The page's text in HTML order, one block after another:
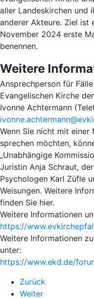
aller Landeskirchen und
anderer Akteure. Ziel ist
November 2024 erste
benennen.
Weitere
Ansprechperson für
Evangelischen Kirche
Ivonne Achtermann
Wenn Sie nicht mit
sprechen möchten,
„Unabhängige
Juristin Anja Schraut,
Psychologen Karl Züfle
Weisungen. Weitere
finden Sie hier.
Weitere Informationen
https://
Weitere Informationen
unter:
https://www.ekd.de/
Zurück
Weiter